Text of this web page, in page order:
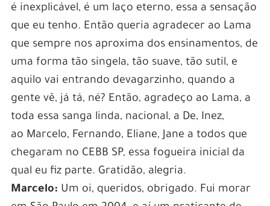
é inexplicável, é um laço eterno, essa a sensação
que eu tenho. Então queria agradecer ao Lama
que sempre nos aproxima dos ensinamentos, de
uma forma tão singela, tão suave, tão sutil, e
aquilo vai entrando devagarzinho, quando a
gente vê, já tá, né? Então, agradeço ao Lama, a
toda essa sanga linda, nacional, a De, Inez,
ao Marcelo, Fernando, Eliane, Jane a todos que
chegaram no CEBB SP, essa fogueira inicial da
qual eu fiz parte. Gratidão, alegria.
Marcelo: Um oi, queridos, obrigado. Fui morar